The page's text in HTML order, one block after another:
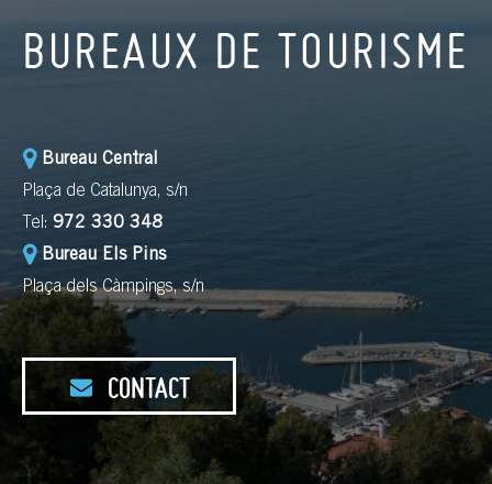
BUREAUX DE TOURISME
Bureau Central
Plaça de Catalunya, s/n
Tel: 972 330 348
Bureau Els Pins
Plaça dels Càmpings, s/n
CONTACT